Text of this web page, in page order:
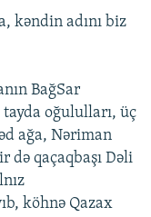
kəndin adını biz
BağSar
oğululları, üç
ağa, Nəriman
də qaçaqbaşı Dəli
köhnə Qazax